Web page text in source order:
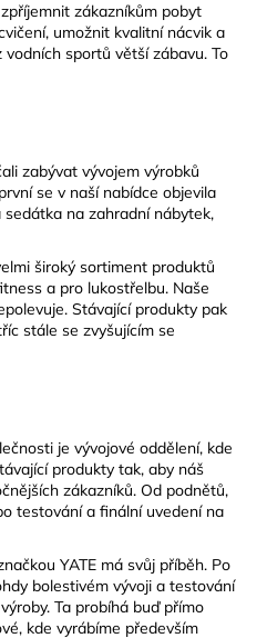
zákazníkům pobyt
umožnit kvalitní nácvik a
sportů větší zábavu. To
zabývat vývojem výrobků
se v naší nabídce objevila
na zahradní nábytek,
široký sortiment produktů
a pro lukostřelbu. Naše
Stávající produkty pak
stále se zvyšujícím se
je vývojové oddělení, kde
produkty tak, aby náš
zákazníků. Od podnětů,
testování a finální uvedení na
YATE má svůj příběh. Po
bolestivém vývoji a testování
Ta probíhá buď přímo
kde vyrábíme především